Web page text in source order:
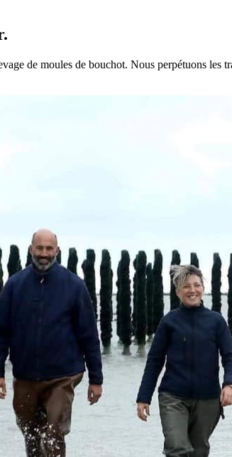
de moules de bouchot. Nous perpétuons